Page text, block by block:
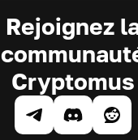
Rejoignez
Cryptomus